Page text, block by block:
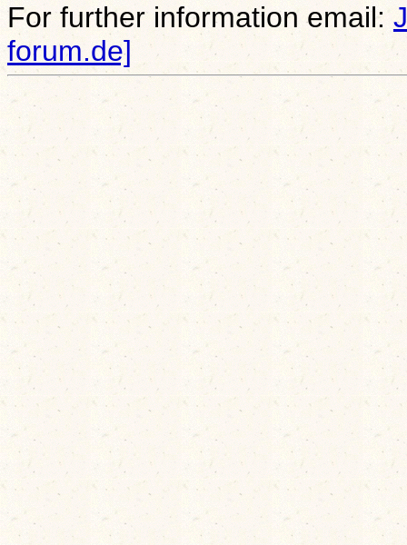
For further information email:
forum.de]